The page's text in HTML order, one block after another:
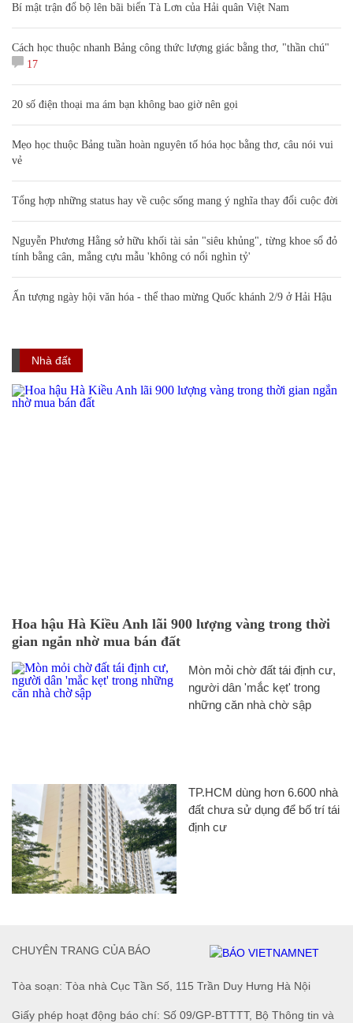
Bí mật trận đổ bộ lên bãi biển Tà Lơn của Hải quân Việt Nam
Cách học thuộc nhanh Bảng công thức lượng giác bằng thơ, "thần chú"
17
20 số điện thoại ma ám bạn không bao giờ nên gọi
Mẹo học thuộc Bảng tuần hoàn nguyên tố hóa học bằng thơ, câu nói vui
vẻ
Tổng hợp những status hay về cuộc sống mang ý nghĩa thay đổi cuộc đời
Nguyễn Phương Hằng sở hữu khối tài sản "siêu khủng", từng khoe sổ đỏ
tính bằng cân, mắng cựu mẫu 'không có nổi nghìn tỷ'
Ấn tượng ngày hội văn hóa - thể thao mừng Quốc khánh 2/9 ở Hải Hậu
Nhà đất
Hoa hậu Hà Kiều Anh lãi 900 lượng vàng trong thời
gian ngắn nhờ mua bán đất
Mòn mỏi chờ đất tái định cư,
người dân 'mắc kẹt' trong
những căn nhà chờ sập
TP.HCM dùng hơn 6.600 nhà
đất chưa sử dụng để bố trí tái
định cư
Tòa soạn: Tòa nhà Cục Tần Số, 115 Trần Duy Hưng Hà Nội
Giấy phép hoạt động báo chí: Số 09/GP-BTTTT, Bộ Thông tin và
CHUYÊN TRANG CỦA BÁO